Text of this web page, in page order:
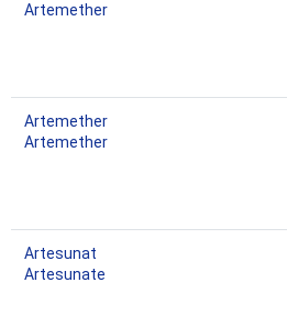
Artemether
Artemether
Artemether
Artesunat
Artesunate